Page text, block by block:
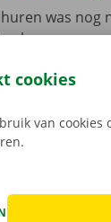
was nog
en
Pick-up
cookies
van